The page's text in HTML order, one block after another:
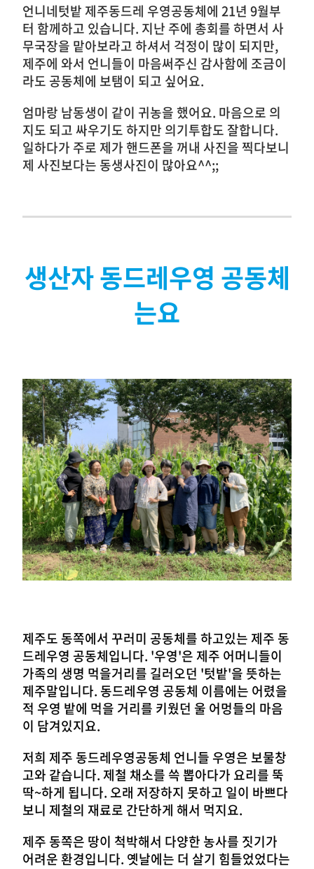
언니네텃밭 제주동드레 우영공동체에 21년 9월부
터 함께하고 있습니다. 지난 주에 총회를 하면서 사
무국장을 맡아보라고 하셔서 걱정이 많이 되지만,
제주에 와서 언니들이 마음써주신 감사함에 조금이
라도 공동체에 보탬이 되고 싶어요.
엄마랑 남동생이 같이 귀농을 했어요. 마음으로 의
지도 되고 싸우기도 하지만 의기투합도 잘합니다.
일하다가 주로 제가 핸드폰을 꺼내 사진을 찍다보니
제 사진보다는 동생사진이 많아요^^;;
생산자 동드레우영 공동체
는요
제주도 동쪽에서 꾸러미 공동체를 하고있는 제주 동
드레우영 공동체입니다. '우영'은 제주 어머니들이
가족의 생명 먹을거리를 길러오던 '텃밭'을 뜻하는
제주말입니다. 동드레우영 공동체 이름에는 어렸을
적 우영 밭에 먹을 거리를 키웠던 울 어멍들의 마음
이 담겨있지요.
저희 제주 동드레우영공동체 언니들 우영은 보물창
고와 같습니다. 제철 채소를 쓱 뽑아다가 요리를 뚝
딱~하게 됩니다. 오래 저장하지 못하고 일이 바쁘다
보니 제철의 재료로 간단하게 해서 먹지요.
제주 동쪽은 땅이 척박해서 다양한 농사를 짓기가
어려운 환경입니다. 옛날에는 더 살기 힘들었었다는